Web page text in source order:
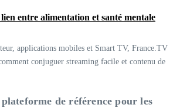
entre alimentation et santé mentale
applications mobiles et Smart TV, France.TV
conjuguer streaming facile et contenu de
de référence pour les